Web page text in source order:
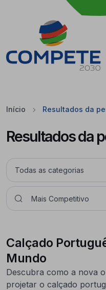
Saltar para o conteúdo
Início Resultados da
Resultados da
Calçado
Mundo
Descubra como a nova
projetar o calçado